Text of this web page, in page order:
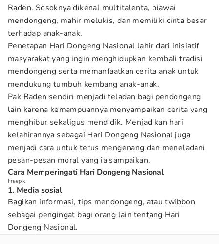
Raden. Sosoknya dikenal multitalenta, piawai
mendongeng, mahir melukis, dan memiliki cinta besar
terhadap anak-anak.
Penetapan Hari Dongeng Nasional lahir dari inisiatif
masyarakat yang ingin menghidupkan kembali tradisi
mendongeng serta memanfaatkan cerita anak untuk
mendukung tumbuh kembang anak-anak.
Pak Raden sendiri menjadi teladan bagi pendongeng
lain karena kemampuannya menyampaikan cerita yang
menghibur sekaligus mendidik. Menjadikan hari
kelahirannya sebagai Hari Dongeng Nasional juga
menjadi cara untuk terus mengenang dan meneladani
pesan-pesan moral yang ia sampaikan.
Cara Memperingati Hari Dongeng Nasional
Freepik
1. Media sosial
Bagikan informasi, tips mendongeng, atau twibbon
sebagai pengingat bagi orang lain tentang Hari
Dongeng Nasional.